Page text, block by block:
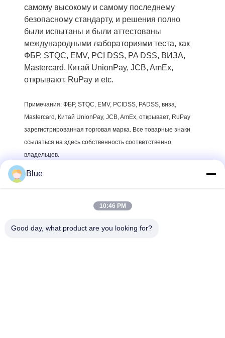
самому высокому и самому последнему
безопасному стандарту, и решения полно
были испытаны и были аттестованы
международными лабораториями теста, как
ФБР, STQC, EMV, PCI DSS, PA DSS, ВИЗА,
Mastercard, Китай UnionPay, JCB, AmEx,
открывают, RuPay и etc.
Примечания: ФБР, STQC, EMV, PCIDSS, PADSS, виза,
Mastercard, Китай UnionPay, JCB, AmEx, открывает, RuPay
зарегистрированная торговая марка. Все товарные знаки
ссылаться на здесь собственность соответственно
владельцев.
Blue
10:46 PM
Good day, what product are you looking for?